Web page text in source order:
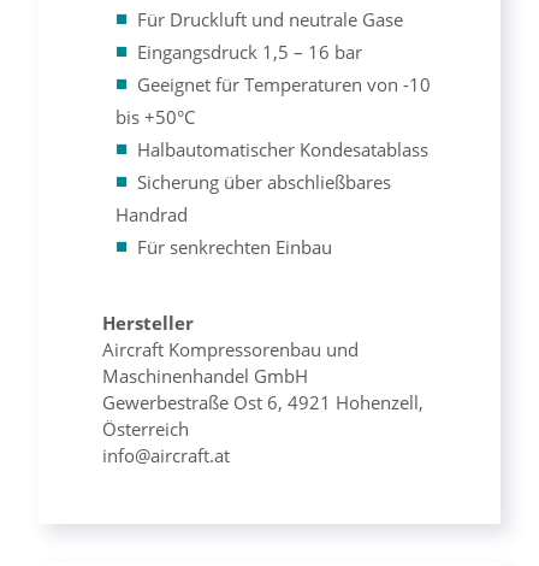
Für Druckluft und neutrale Gase
Eingangsdruck 1,5 – 16 bar
Geeignet für Temperaturen von -10
bis +50°C
Halbautomatischer Kondesatablass
Sicherung über abschließbares
Handrad
Für senkrechten Einbau
Hersteller
Aircraft Kompressorenbau und
Maschinenhandel GmbH
Gewerbestraße Ost 6, 4921 Hohenzell,
Österreich
info@aircraft.at